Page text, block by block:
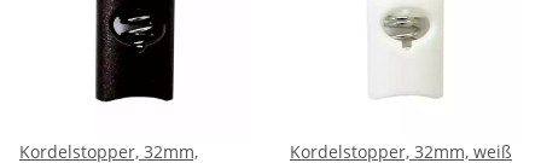
Kordelstopper, 32mm,
Kordelstopper, 32mm, weiß